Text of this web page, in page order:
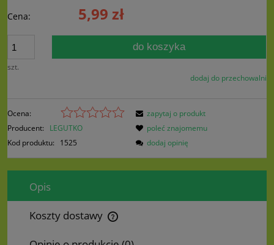
Cena: 5,99 zł
szt.
do koszyka
dodaj do przechowalni
Ocena:
Producent:
LEGUTKO
Kod produktu:
1525
zapytaj o produkt
poleć znajomemu
dodaj opinię
Opis
Koszty dostawy
Cena nie zawiera ewentualnych kosztów płatności